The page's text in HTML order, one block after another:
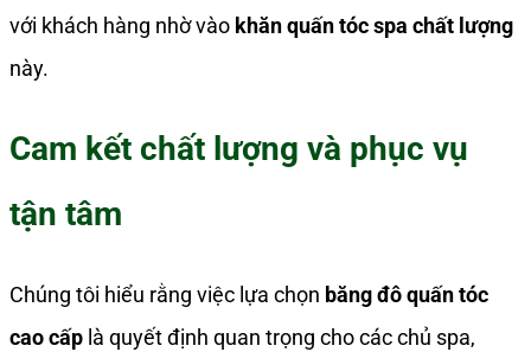
với khách hàng nhờ vào khăn quấn tóc spa chất lượng
này.
Cam kết chất lượng và phục vụ
tận tâm
Chúng tôi hiểu rằng việc lựa chọn băng đô quấn tóc
cao cấp là quyết định quan trọng cho các chủ spa,